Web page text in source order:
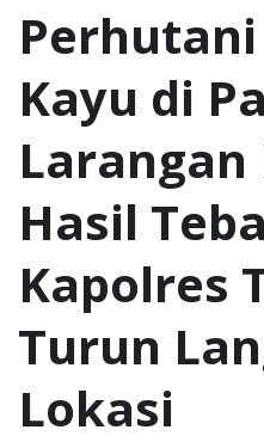
Kayu di
Larangan
Hasil
Kapolres
Turun
Lokasi